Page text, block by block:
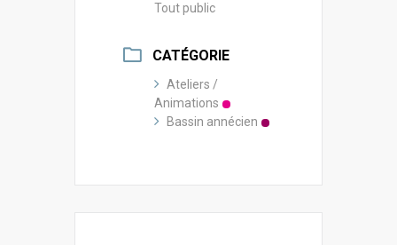
Tout public
CATÉGORIE
Ateliers /
Animations
Bassin annécien